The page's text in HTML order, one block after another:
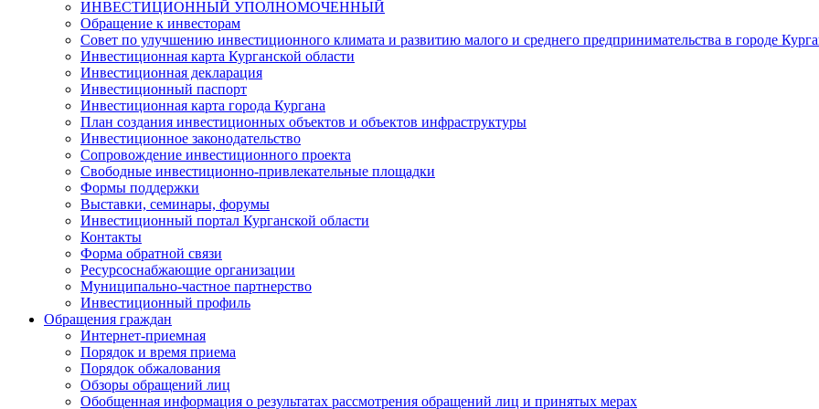
ИНВЕСТИЦИОННЫЙ УПОЛНОМОЧЕННЫЙ
Обращение к инвесторам
Совет по улучшению инвестиционного климата и развитию малого и среднего предпринимательства в городе
Инвестиционная карта Курганской области
Инвестиционная декларация
Инвестиционный паспорт
Инвестиционная карта города Кургана
План создания инвестиционных объектов и объектов инфраструктуры
Инвестиционное законодательство
Сопровождение инвестиционного проекта
Свободные инвестиционно-привлекательные площадки
Формы поддержки
Выставки, семинары, форумы
Инвестиционный портал Курганской области
Контакты
Форма обратной связи
Ресурсоснабжающие организации
Муниципально-частное партнерство
Инвестиционный профиль
Обращения граждан
Интернет-приемная
Порядок и время приема
Порядок обжалования
Обзоры обращений лиц
Обобщенная информация о результатах рассмотрения обращений лиц и принятых мерах